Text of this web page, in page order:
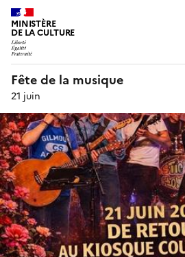
MINISTÈRE
DE LA CULTURE
Fête de la musique
21 juin